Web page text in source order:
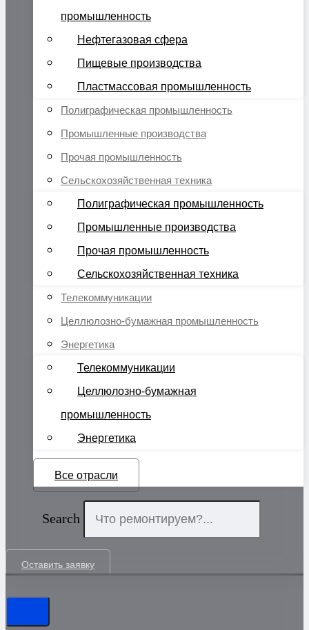
промышленность
Нефтегазовая сфера
Пищевые производства
Пластмассовая промышленность
Полиграфическая промышленность
Промышленные производства
Прочая промышленность
Сельскохозяйственная техника
Полиграфическая промышленность
Промышленные производства
Прочая промышленность
Сельскохозяйственная техника
Телекоммуникации
Целлюлозно-бумажная промышленность
Энергетика
Телекоммуникации
Целлюлозно-бумажная
промышленность
Энергетика
Все отрасли
Search
Оставить заявку